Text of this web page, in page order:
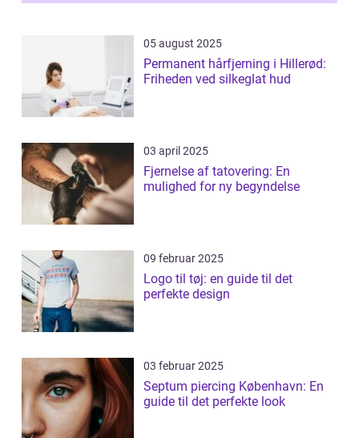
05 august 2025
Permanent hårfjerning i Hillerød:
Friheden ved silkeglat hud
03 april 2025
Fjernelse af tatovering: En
mulighed for ny begyndelse
09 februar 2025
Logo til tøj: en guide til det
perfekte design
03 februar 2025
Septum piercing København: En
guide til det perfekte look